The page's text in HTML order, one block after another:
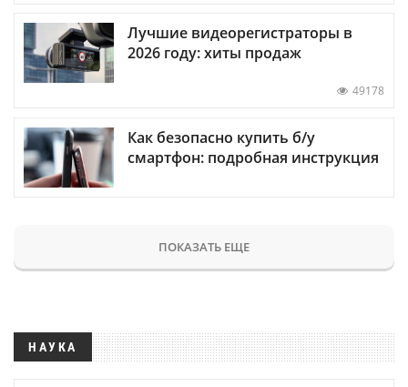
Лучшие видеорегистраторы в
2026 году: хиты продаж
49178
Как безопасно купить б/у
смартфон: подробная инструкция
ПОКАЗАТЬ ЕЩЕ
НАУКА